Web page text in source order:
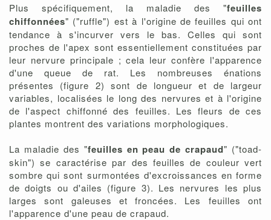
Plus spécifiquement, la maladie des "feuilles
chiffonnées" ("ruffle") est à l'origine de feuilles qui ont
tendance à s'incurver vers le bas. Celles qui sont
proches de l'apex sont essentiellement constituées par
leur nervure principale ; cela leur confère l'apparence
d'une queue de rat. Les nombreuses énations
présentes (figure 2) sont de longueur et de largeur
variables, localisées le long des nervures et à l'origine
de l'aspect chiffonné des feuilles. Les fleurs de ces
plantes montrent des variations morphologiques.
La maladie des "feuilles en peau de crapaud" ("toad-
skin") se caractérise par des feuilles de couleur vert
sombre qui sont surmontées d'excroissances en forme
de doigts ou d'ailes (figure 3). Les nervures les plus
larges sont galeuses et froncées. Les feuilles ont
l'apparence d'une peau de crapaud.